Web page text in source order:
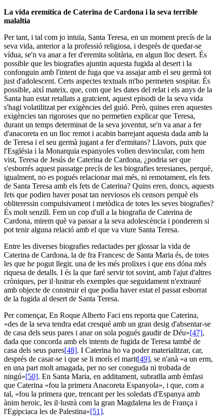
La vida eremítica de Caterina de Cardona i la seva terrible
malaltia
Per tant, i tal com jo intuïa, Santa Teresa, en un moment precís de la
seva vida, anterior a la professió religiosa, i després de quedar-se
vídua, se'n va anar a fer d'eremita solitària, en algun lloc desert. És
possible que les biografies ajuntin aquesta fugida al desert i la
confonguin amb l'intent de fuga que va assajar amb el seu germà tot
just d'adolescent. Certs aspectes textuals m'ho permeten sospitar. És
possible, així mateix, que, com que les dates del relat i els anys de la
Santa han estat retallats a gratcient, aquest episodi de la seva vida
s'hagi volatilitzat per exigències del guió. Però, quines eren aquestes
exigències tan rigoroses que no permetien explicar que Teresa,
durant un temps determinat de la seva joventut, se'n va anar a fer
d'anacoreta en un lloc remot i acabin barrejant aquesta dada amb la
de Teresa i el seu germà jugant a fer d'ermitans? Llavors, puix que
l'Església i la Monarquia espanyoles volien desvincular, com hem
vist, Teresa de Jesús de Caterina de Cardona, ¿podria ser que
s'esborrés aquest passatge precís de les biografies teresianes, perquè,
igualment, no es pogués relacionar mai més, ni remotament, els fets
de Santa Teresa amb els fets de Caterina? Quins eren, doncs, aquests
fets que podien haver posat tan nerviosos els censors perquè els
obliteressin compulsivament i metòdica de totes les seves biografies?
És molt senzill. Fem un cop d'ull a la biografia de Caterina de
Cardona, mirem què va passar a la seva adolescència i ponderem si
pot tenir alguna relació amb el que va viure Santa Teresa.
Entre les diverses biografies redactades per glossar la vida de
Caterina de Cardona, la de fra Francesc de Santa Maria és, de totes
les que he pogut llegir, una de les més prolixes i que ens dóna més
riquesa de detalls. I és la que faré servir tot sovint, amb l'ajut d'altres
cròniques, per il·lustrar els exemples que seguidament n'extrauré
amb objecte de construir el que podia haver estat el passat esborrat
de la fugida al desert de Santa Teresa.
Per començar, En Roque Alberto Faci ens reporta que Caterina,
«des de la seva tendra edat cresqué amb un gran desig d'absentar-se
de casa dels seus pares i anar on sola pogués gaudir de Déu»[47],
dada que concorda amb els intents de fugida de Teresa també de
casa dels seus pares[48]. I Caterina ho va poder materialitzar, car,
després de casar-se i que se li morís el marit[49], se n'anà «a un erm,
en una part molt amagada, per no ser coneguda ni trobada de
ningú»[50]. En Santa Maria, en additament, subratlla amb èmfasi
que Caterina «fou la primera Anacoreta Espanyola», i que, com a
tal, «fou la primera que, trencant per les soledats d'Espanya amb
ànim heroic, les il·lustrà com la gran Magdalena les de França i
l'Egipciaca les de Palestina»[51].